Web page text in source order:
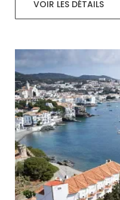
VOIR LES DÉTAILS